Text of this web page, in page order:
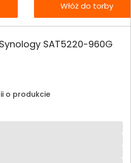
Włóż do torby
SAT5220-960G
o produkcie